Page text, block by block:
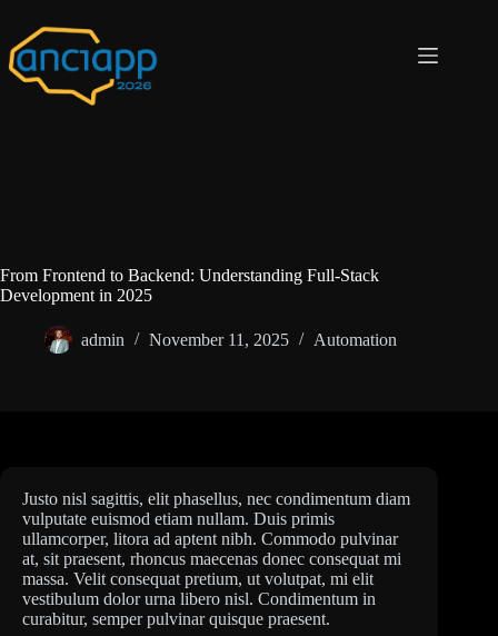
From Frontend to Backend: Understanding Full-Stack
Development in 2025
admin November 11, 2025 Automation
Justo nisl sagittis, elit phasellus, nec condimentum diam
vulputate euismod etiam nullam. Duis primis
ullamcorper, litora ad aptent nibh. Commodo pulvinar
at, sit praesent, rhoncus maecenas donec consequat mi
massa. Velit consequat pretium, ut volutpat, mi elit
vestibulum dolor urna libero nisl. Condimentum in
curabitur, semper pulvinar quisque praesent.